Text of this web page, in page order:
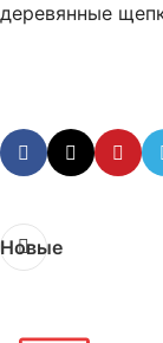
деревянные
Новые